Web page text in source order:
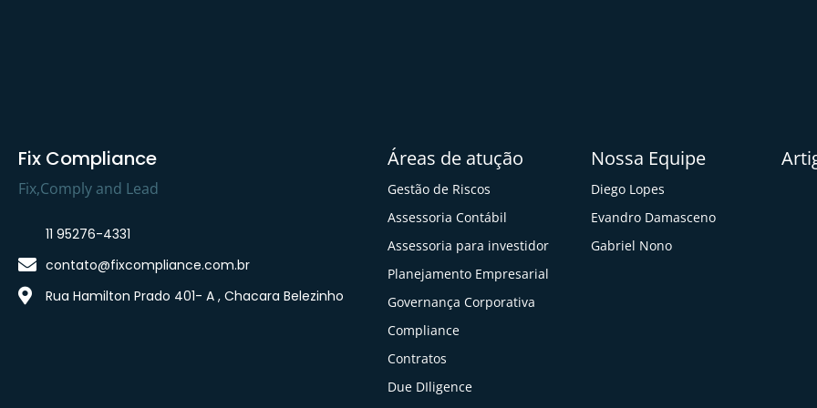
Fix Compliance
Fix,Comply and Lead
11 95276-4331
contato@fixcompliance.com.br
Rua Hamilton Prado 401- A , Chacara Belezinho
Áreas de atução
Gestão de Riscos
Assessoria Contábil
Assessoria para investidor
Planejamento Empresarial
Governança Corporativa
Compliance
Contratos
Due DIligence
Nossa Equipe
Diego Lopes
Evandro Damasceno
Gabriel Nono